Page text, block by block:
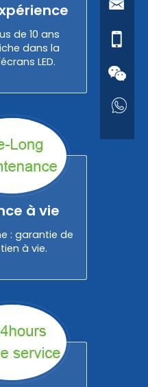
de 10 ans
dans la
LED.
à vie
: garantie de
à vie.